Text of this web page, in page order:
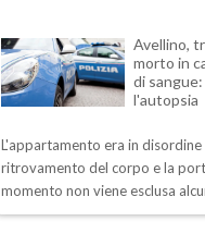
Avellino,
morto in
di
l'autopsia
L'appartamento era in
ritrovamento del corpo e la
momento non viene esclusa